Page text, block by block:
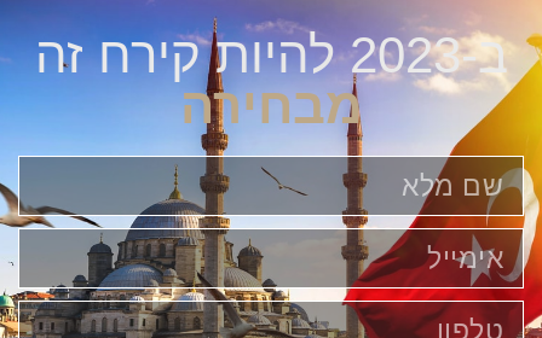
ב-2023 להיות קירח זה
מבחירה